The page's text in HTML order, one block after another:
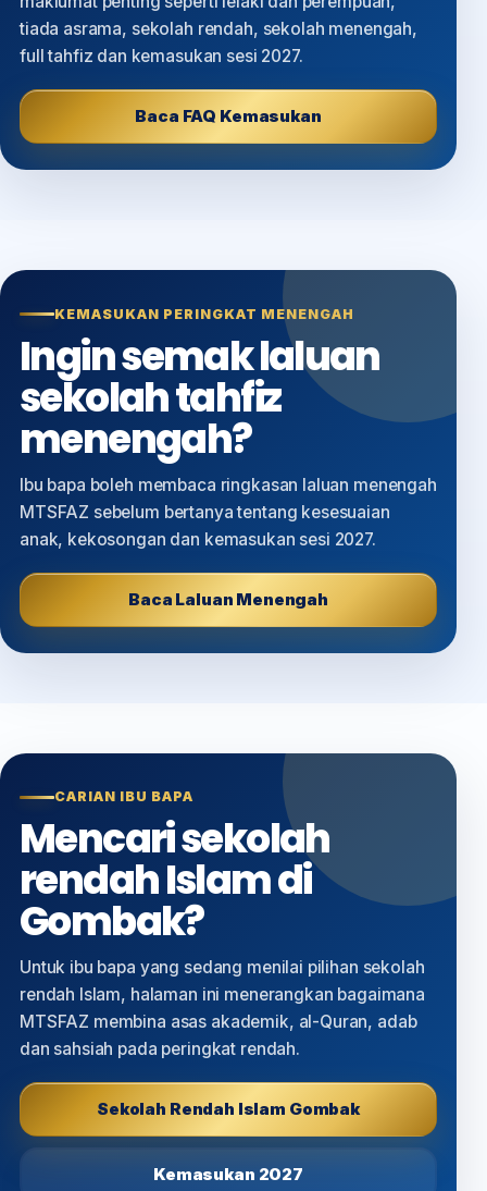
tiada asrama, sekolah rendah, sekolah menengah,
full tahfiz dan kemasukan sesi 2027.
Baca FAQ Kemasukan
KEMASUKAN PERINGKAT MENENGAH
Ingin semak laluan
sekolah tahfiz
menengah?
Ibu bapa boleh membaca ringkasan laluan menengah
MTSFAZ sebelum bertanya tentang kesesuaian
anak, kekosongan dan kemasukan sesi 2027.
Baca Laluan Menengah
CARIAN IBU BAPA
Mencari sekolah
rendah Islam di
Gombak?
Untuk ibu bapa yang sedang menilai pilihan sekolah
rendah Islam, halaman ini menerangkan bagaimana
MTSFAZ membina asas akademik, al-Quran, adab
dan sahsiah pada peringkat rendah.
Sekolah Rendah Islam Gombak
Kemasukan 2027